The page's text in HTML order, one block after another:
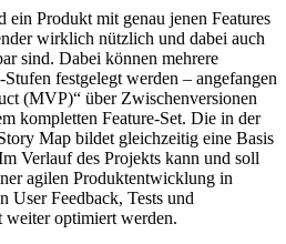
Produkt mit genau jenen Features
wirklich nützlich und dabei auch
sind. Dabei können mehrere
festgelegt werden – angefangen
(MVP)“ über Zwischenversionen
kompletten Feature-Set. Die in der
Map bildet gleichzeitig eine Basis
Verlauf des Projekts kann und soll
agilen Produktentwicklung in
User Feedback, Tests und
weiter optimiert werden.